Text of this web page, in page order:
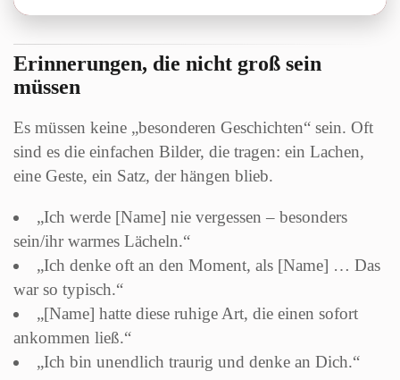
Erinnerungen, die nicht groß sein
müssen
Es müssen keine „besonderen Geschichten“ sein. Oft
sind es die einfachen Bilder, die tragen: ein Lachen,
eine Geste, ein Satz, der hängen blieb.
„Ich werde [Name] nie vergessen – besonders
sein/ihr warmes Lächeln.“
„Ich denke oft an den Moment, als [Name] … Das
war so typisch.“
„[Name] hatte diese ruhige Art, die einen sofort
ankommen ließ.“
„Ich bin unendlich traurig und denke an Dich.“